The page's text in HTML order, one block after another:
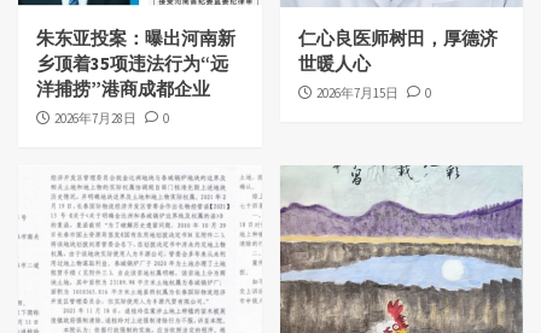
朱东亚投案：曝出河南新
乡顶着35项违法行为“远
洋捕捞”港商成都企业
2026年7月28日 0
仁心良医师树田，厚德济
世暖人心
2026年7月15日 0